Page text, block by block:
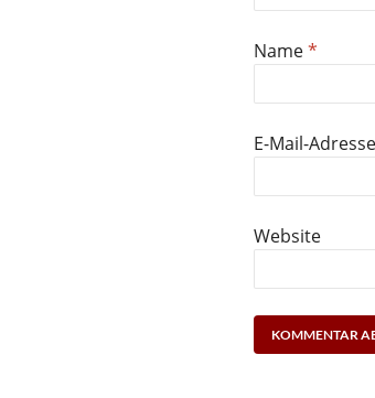
Name*
E-Mail-
Website